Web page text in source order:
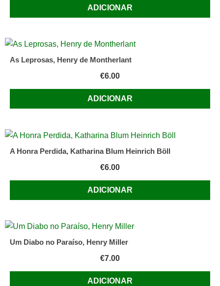
ADICIONAR
As Leprosas, Henry de Montherlant
€6.00
ADICIONAR
A Honra Perdida, Katharina Blum Heinrich Böll
€6.00
ADICIONAR
Um Diabo no Paraíso, Henry Miller
€7.00
ADICIONAR